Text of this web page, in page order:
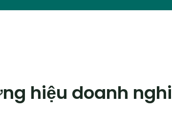
hiệu doanh